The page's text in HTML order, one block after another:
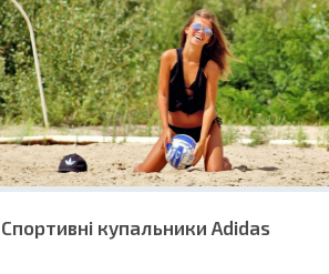
Спортивні купальники Adidas